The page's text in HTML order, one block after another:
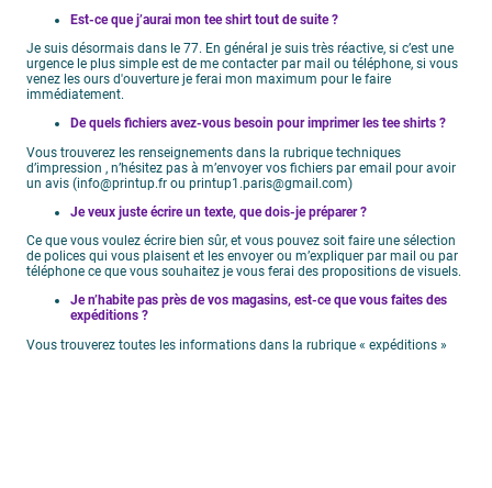
Est-ce que j’aurai mon tee shirt tout de suite ?
Je suis désormais dans le 77. En général je suis très réactive, si c’est une
urgence le plus simple est de me contacter par mail ou téléphone, si vous
venez les ours d'ouverture je ferai mon maximum pour le faire
immédiatement.
De quels fichiers avez-vous besoin pour imprimer les tee shirts ?
Vous trouverez les renseignements dans la rubrique techniques
d’impression , n’hésitez pas à m’envoyer vos fichiers par email pour avoir
un avis (info@printup.fr ou printup1.paris@gmail.com)
Je veux juste écrire un texte, que dois-je préparer ?
Ce que vous voulez écrire bien sûr, et vous pouvez soit faire une sélection
de polices qui vous plaisent et les envoyer ou m’expliquer par mail ou par
téléphone ce que vous souhaitez je vous ferai des propositions de visuels.
Je n’habite pas près de vos magasins, est-ce que vous faites des
expéditions ?
Vous trouverez toutes les informations dans la rubrique « expéditions »